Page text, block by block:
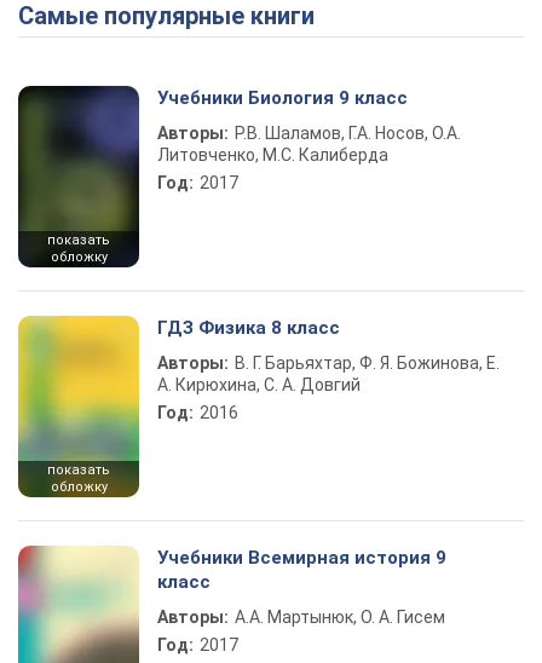
Play Video
Самые популярные книги
показать
обложку
Учебники Биология 9 класс
Авторы: Р.В. Шаламов, Г.А. Носов, О.А.
Литовченко, М.С. Калиберда
Год: 2017
показать
обложку
ГДЗ Физика 8 класс
Авторы: В. Г. Барьяхтар, Ф. Я. Божинова, Е.
А. Кирюхина, С. А. Довгий
Год: 2016
Учебники Всемирная история 9
класс
Авторы: А.А. Мартынюк, О. А. Гисем
Год: 2017